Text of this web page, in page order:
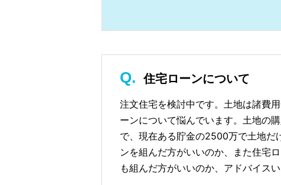
住宅ローンについて
注文住宅を検討中です。土地は諸費
ーンについて悩んでいます。土地の
で、現在ある貯金の2500万で土地だ
ンを組んだ方がいいのか、また住宅
も組んだ方がいいのか、アドバイス